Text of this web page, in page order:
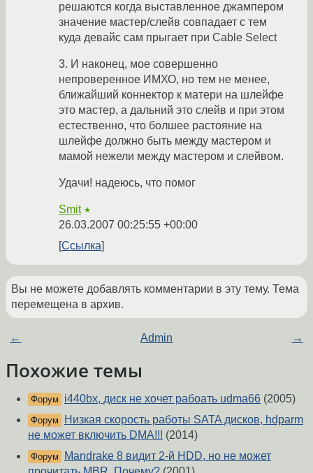
решаются когда выставленное джампером
значение мастер/слейв совпадает с тем
куда девайс сам прыгает при Cable Select
3. И наконец, мое совершенно
непроверенное ИМХО, но тем не менее,
ближайший коннектор к матери на шлейфе
это мастер, а дальний это слейв и при этом
естественно, что болшее растояние на
шлейфе должно быть между мастером и
мамой нежели между мастером и слейвом.
Удачи! надеюсь, что помог
Smit ★
26.03.2007 00:25:55 +00:00
Ссылка
Вы не можете добавлять комментарии в эту тему. Тема
перемещена в архив.
← Admin →
Похожие темы
Форум i440bx, диск не хочет рабоать udma66 (2005)
Форум
Низкая скорость работы SATA дисков, hdparm
не может включить DMA!!! (2014)
Форум
Mandrake 8 видит 2-й HDD, но не может